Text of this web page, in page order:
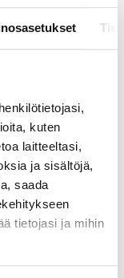
kuten
laitteeltasi,
ja sisältöjä,
saada
tietojasi ja mihin